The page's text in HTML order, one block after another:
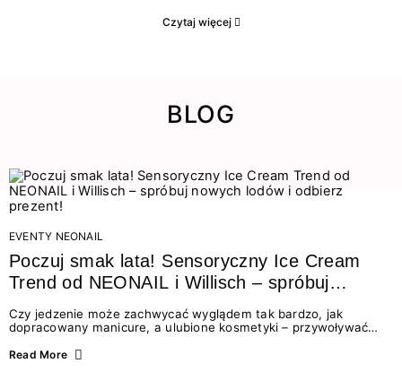
Czytaj więcej
BLOG
EVENTY NEONAIL
Poczuj smak lata! Sensoryczny Ice Cream
Trend od NEONAIL i Willisch – spróbuj
nowych lodów i odbierz prezent!
Czy jedzenie może zachwycać wyglądem tak bardzo, jak
dopracowany manicure, a ulubione kosmetyki – przywoływać
świata beauty i oszałamiających deserów to coś więcej niż
Read More